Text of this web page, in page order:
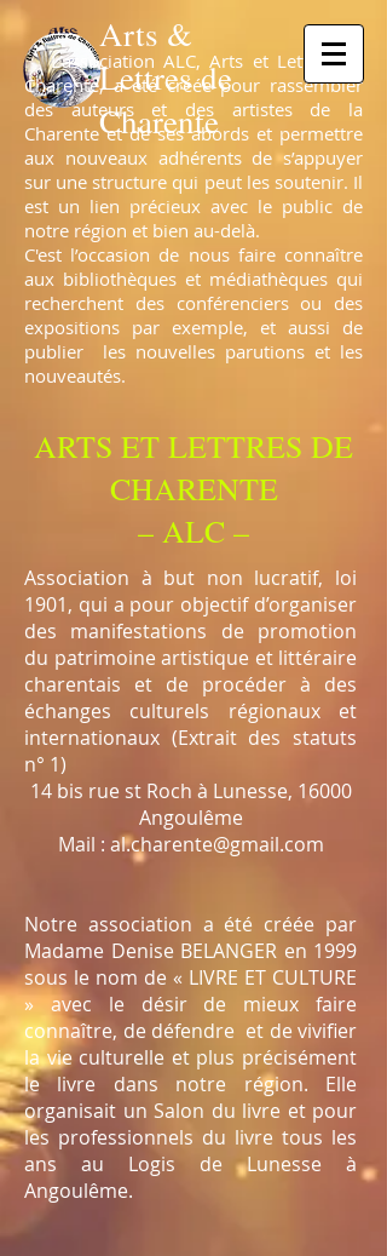
Arts &
Lettres de
Charente
L’association ALC, Arts et Lettres de
Charente, a été créée pour rassembler
des auteurs et des artistes de la
Charente et de ses abords et permettre
aux nouveaux adhérents de s’appuyer
sur une structure qui peut les soutenir. Il
est un lien précieux avec le public de
notre région et bien au-delà.
C'est l’occasion de nous faire connaître
aux bibliothèques et médiathèques qui
recherchent des conférenciers ou des
expositions par exemple, et aussi de
publier les nouvelles parutions et les
nouveautés.
ARTS ET LETTRES DE
CHARENTE
– ALC –
Association à but non lucratif, loi
1901, qui a pour objectif d’organiser
des manifestations de promotion
du patrimoine artistique et littéraire
charentais et de procéder à des
échanges culturels régionaux et
internationaux (Extrait des statuts
n° 1)
14 bis rue st Roch à Lunesse, 16000
Angoulême
Mail : al.charente@gmail.com
Notre association a été créée par
Madame Denise BELANGER en 1999
sous le nom de « LIVRE ET CULTURE
» avec le désir de mieux faire
connaître, de défendre et de vivifier
la vie culturelle et plus précisément
le livre dans notre région. Elle
organisait un Salon du livre et pour
les professionnels du livre tous les
ans au Logis de Lunesse à
Angoulême.